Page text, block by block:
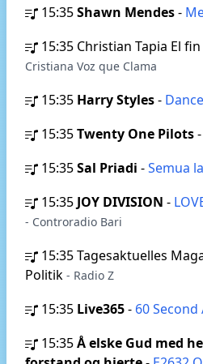
15:35Shawn Mendes-
15:35 Christian Tapia El
Cristiana Voz que Clama
15:35 Harry Styles-
15:35Twenty One Pilots-
15:35Sal Priadi -Semua
15:35 JOY DIVISION -
- Controradio Bari
15:35Tagesaktuelles
Politik - Radio Z
15:35 Live365- 60 Second
15:35Å elske Gud med